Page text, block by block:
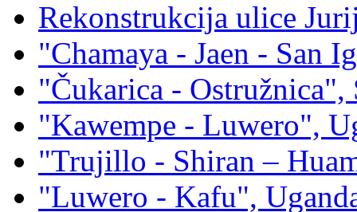
Rekonstrukcija ulice
"Chamaya - Jaen - San
"Čukarica - Ostružnica",
"Kawempe - Luwero",
"Trujillo - Shiran –
"Luwero - Kafu",